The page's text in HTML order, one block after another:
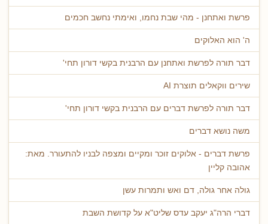
פרשת ואתחנן - מהי שבת נחמו, ואימתי נחשב חכמים
ה' הוא האלוקים
דבר תורה לפרשת ואתחנן עם הרבנית בקשי דורון תחי'
שירים ווקאלים תוצרת AI
דבר תורה לפרשת דברים עם הרבנית בקשי דורון תחי'
משה נושא דברים
פרשת דברים - אלוקים זוכר ומקיים ומצפה לבניו להתעורר. מאת:
אהובה קליין
גולה אחר גולה, דם ואש ותמרות עשן
דברי הרה"ג יעקב עדס שליט"א על קדושת השבת